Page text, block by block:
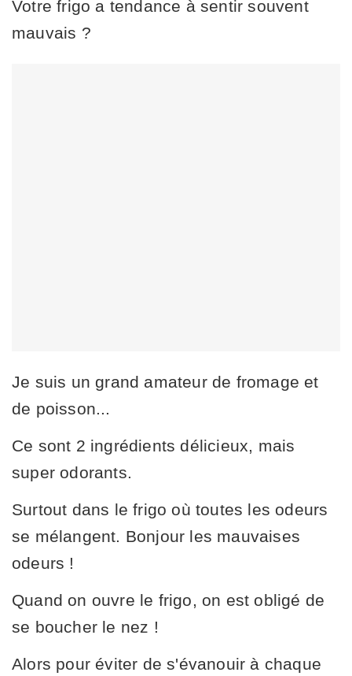
Votre frigo a tendance à sentir souvent
mauvais ?
Je suis un grand amateur de fromage et
de poisson...
Ce sont 2 ingrédients délicieux, mais
super odorants.
Surtout dans le frigo où toutes les odeurs
se mélangent. Bonjour les mauvaises
odeurs !
Quand on ouvre le frigo, on est obligé de
se boucher le nez !
Alors pour éviter de s'évanouir à chaque